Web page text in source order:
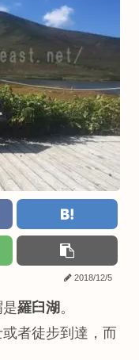
2018/12/5
羅臼湖 。
者徒步到達，而